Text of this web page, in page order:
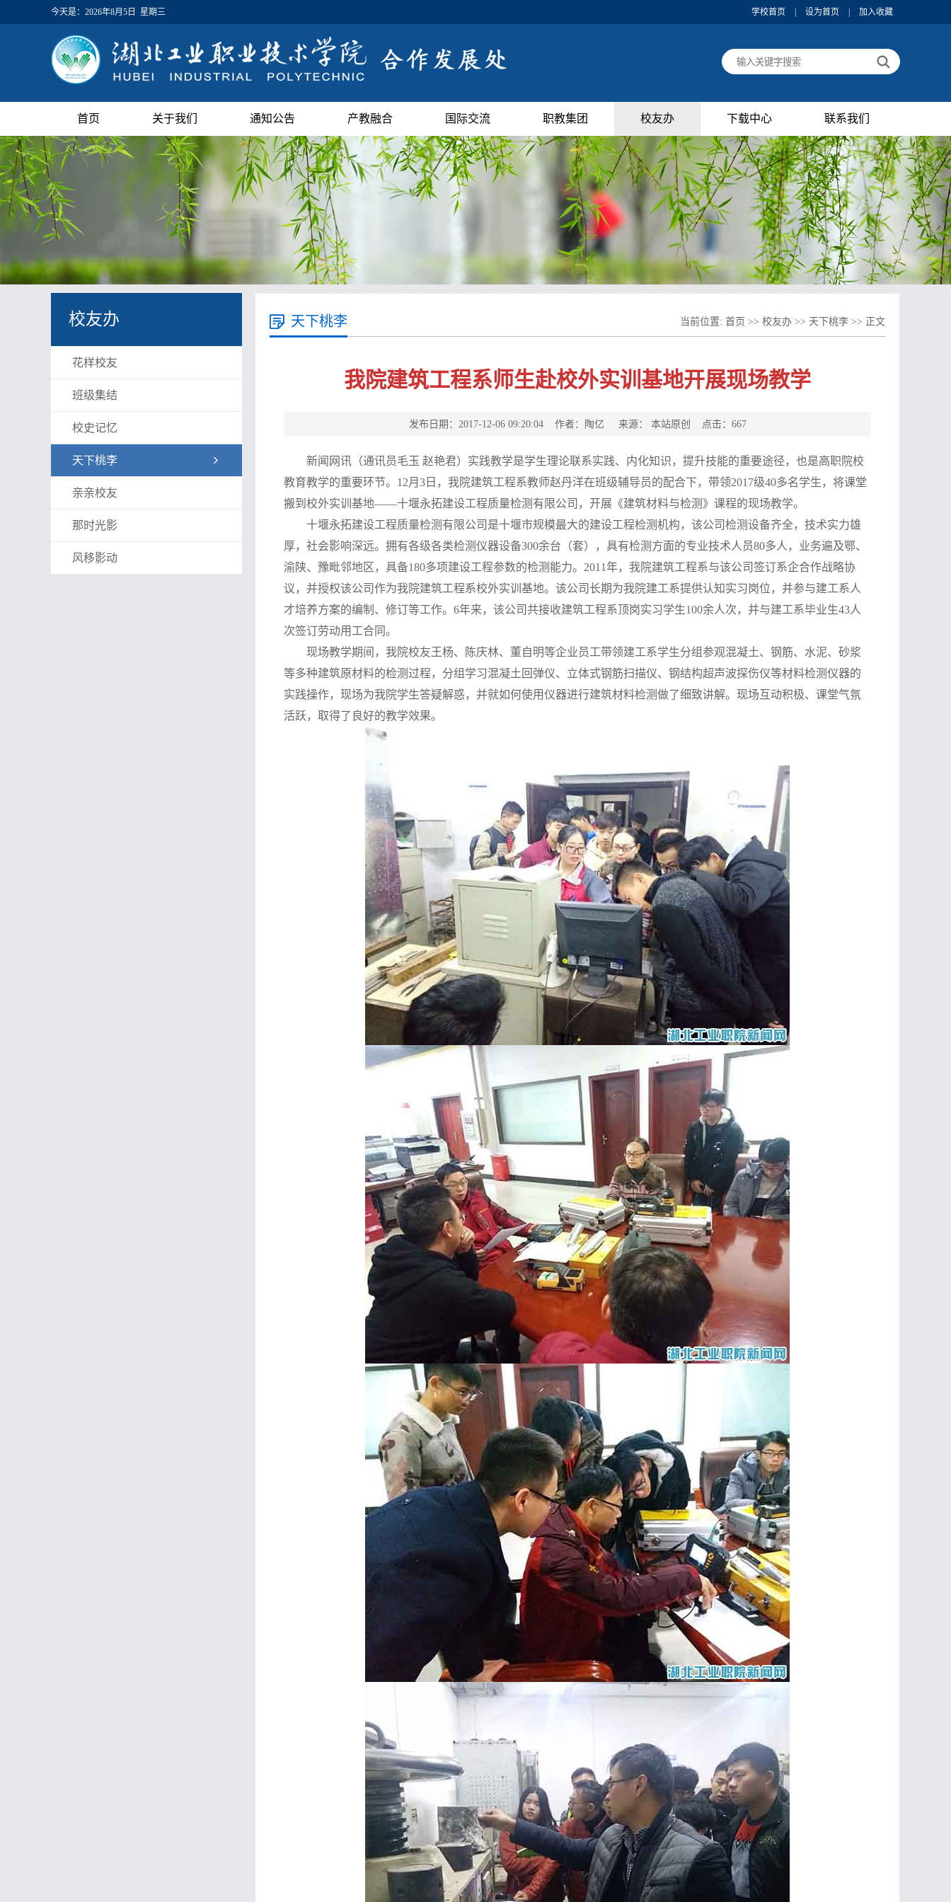
今天是： 2026年8月5日 星期三 学校首页 设为首页 加入收藏
首页 关于我们 通知公告 产教融合 国际交流 职教集团 校友办 下载中心 联系我们
校友办
花样校友
班级集结
校史记忆
天下桃李
亲亲校友
那时光影
风移影动
天下桃李 当前位置: 首页 >> 校友办 >> 天下桃李 >> 正文
我院建筑工程系师生赴校外实训基地开展现场教学
发布日期：2017-12-06 09:20:04 作者：陶亿 来源： 本站原创 点击： 667
新闻网讯（通讯员毛玉 赵艳君）实践教学是学生理论联系实践、内化知识，提升技能的重要途径，也是高职院校
教育教学的重要环节。12月3日，我院建筑工程系教师赵丹洋在班级辅导员的配合下，带领2017级40多名学生，将课堂
搬到校外实训基地——十堰永拓建设工程质量检测有限公司，开展《建筑材料与检测》课程的现场教学。
十堰永拓建设工程质量检测有限公司是十堰市规模最大的建设工程检测机构，该公司检测设备齐全，技术实力雄
厚，社会影响深远。拥有各级各类检测仪器设备300余台（套），具有检测方面的专业技术人员80多人，业务遍及鄂、
渝陕、豫毗邻地区，具备180多项建设工程参数的检测能力。2011年，我院建筑工程系与该公司签订系企合作战略协
议，并授权该公司作为我院建筑工程系校外实训基地。该公司长期为我院建工系提供认知实习岗位，并参与建工系人
才培养方案的编制、修订等工作。6年来，该公司共接收建筑工程系顶岗实习学生100余人次，并与建工系毕业生43人
次签订劳动用工合同。
现场教学期间，我院校友王杨、陈庆林、董自明等企业员工带领建工系学生分组参观混凝土、钢筋、水泥、砂浆
等多种建筑原材料的检测过程，分组学习混凝土回弹仪、立体式钢筋扫描仪、钢结构超声波探伤仪等材料检测仪器的
实践操作，现场为我院学生答疑解惑，并就如何使用仪器进行建筑材料检测做了细致讲解。现场互动积极、课堂气氛
活跃，取得了良好的教学效果。